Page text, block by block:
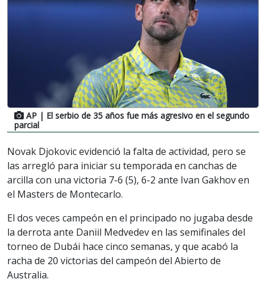
AP | El serbio de 35 años fue más agresivo en el segundo
parcial
Novak Djokovic evidenció la falta de actividad, pero se
las arregló para iniciar su temporada en canchas de
arcilla con una victoria 7-6 (5), 6-2 ante Ivan Gakhov en
el Masters de Montecarlo.
El dos veces campeón en el principado no jugaba desde
la derrota ante Daniil Medvedev en las semifinales del
torneo de Dubái hace cinco semanas, y que acabó la
racha de 20 victorias del campeón del Abierto de
Australia.